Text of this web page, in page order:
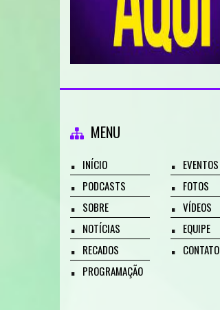
MENU
INÍCIO
PODCASTS
SOBRE
NOTÍCIAS
RECADOS
PROGRAMAÇÃO
EVENTOS
FOTOS
VÍDEOS
EQUIPE
CONTATO